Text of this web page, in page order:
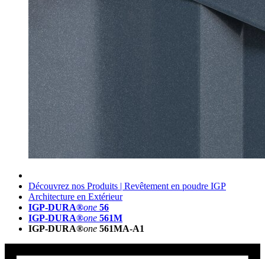
Découvrez nos Produits | Revêtement en poudre IGP
Architecture en Extérieur
IGP-DURA®one 56
IGP-DURA®one 561M
IGP-DURA®one 561MA-A1